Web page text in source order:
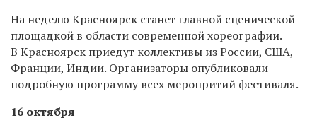
На неделю Красноярск станет главной сценической
площадкой в области современной хореографии.
В Красноярск приедут коллективы из России, США,
Франции, Индии. Организаторы опубликовали
подробную программу всех меропритий фестиваля.
16 октября